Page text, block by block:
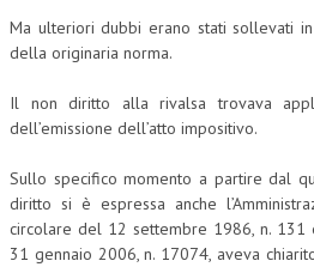
Ma ulteriori dubbi erano stati sollevati
della originaria norma.
Il non diritto alla rivalsa trovava
dell’emissione dell’atto impositivo.
Sullo specifico momento a partire dal
diritto si è espressa anche
circolare del 12 settembre 1986, n.
31 gennaio 2006, n. 17074, aveva